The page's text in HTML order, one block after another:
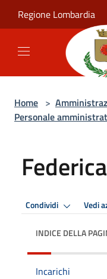
Regione Lombardia
Home >
Personale
Condividi Vedi
INDICE DELLA
Incarichi